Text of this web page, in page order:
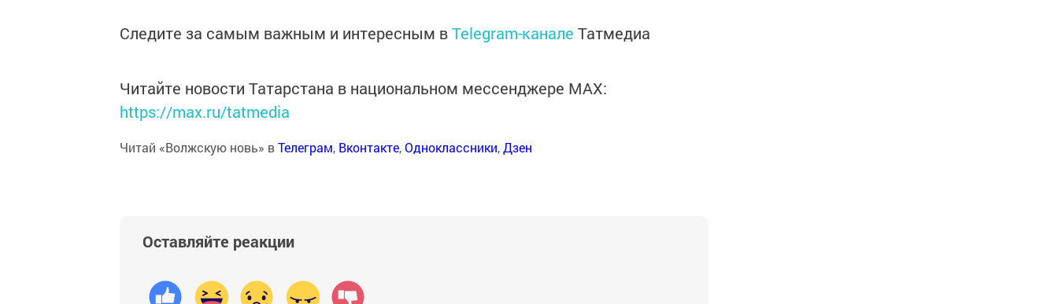
Следите за самым важным и интересным вTelegram-канале Татмедиа
Читайте новости Татарстана в национальном мессенджере MАХ:
https://max.ru/tatmedia
Читай «Волжскую новь» вТелеграм, Вконтакте,Одноклассники,Дзен
Оставляйте реакции